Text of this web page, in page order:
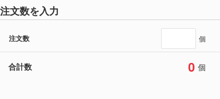
注文数を入力
注文数 個
合計数 0 個